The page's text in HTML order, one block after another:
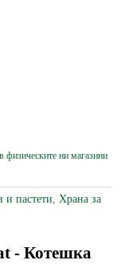
и пастети Храна за
- Котешка